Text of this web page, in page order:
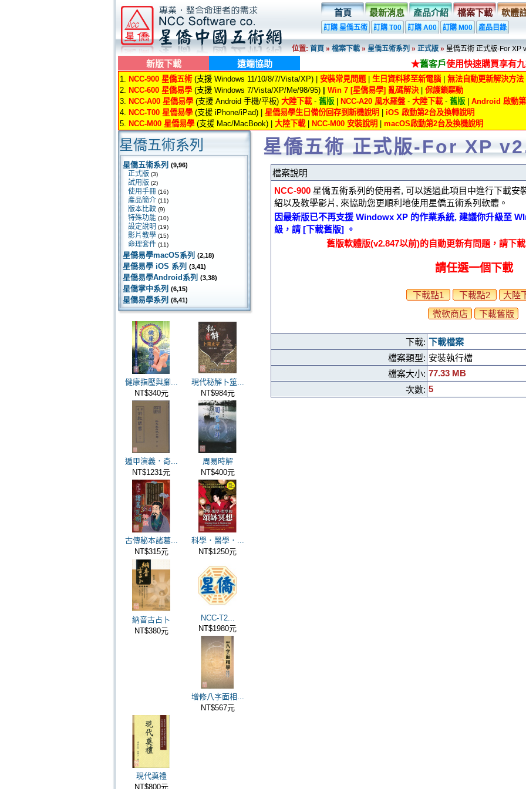
首頁 最新消息 產品介紹 檔案下載 軟體
訂購 星僑五術 訂購 T00 訂購 A00 訂購 M00 產品目錄
位置:首頁»檔案下載»星僑五術系列»正式版»星僑五術 正式版-For XP
新版下載 遠端協助 ★舊客戶使用快速購買享有
1. NCC-900 星僑五術(支援 Windows 11/10/8/7/Vista/XP) | 安裝常見問題| 生日資料移至新電腦| 無法自動更新解決方法
2. NCC-600 星僑易學(支援 Windows 7/Vista/XP/Me/98/95) Win 7 [星僑易學] 亂碼解決| 保護鎖驅動
3. NCC-A00 星僑易學(支援 Android 手機/平板) 大陸下載- 舊版 NCC-A20 風水羅盤- 大陸下載- 舊版
Android 啟動
4. NCC-T00 星僑易學(支援 iPhone/iPad) | 星僑易學生日備份回存到新機說明
iOS 啟動第2台及換轉說明
5. NCC-M00 星僑易學(支援 Mac/MacBook) | 大陸下載| NCC-M00 安裝說明 macOS啟動第2台及換機說明
星僑五術系列
星僑五術系列 (9,96)
正式版 (3)
試用版 (2)
使用手冊 (16)
產品簡介 (11)
版本比較 (9)
特殊功能 (10)
設定說明 (19)
影片教學 (15)
命理套件 (11)
星僑易學macOS系列 (2,18)
星僑易學 iOS 系列 (3,41)
星僑易學Android系列 (3,38)
星僑掌中系列 (6,15)
星僑易學系列 (8,41)
健康指壓與腳...
NT$340元
現代秘解卜筮...
NT$984元
遁甲演義．奇...
NT$1231元
周易時解
NT$400元
古傳秘本諸葛...
NT$315元
科學．醫學．...
NT$1250元
納音古占卜
NT$380元
NCC-T2...
NT$1980元
增修八字面相...
NT$567元
現代奠禮
NT$800元
星僑五術 正式版-For XP
檔案說明
NCC-900星僑五術系列的使用者, 可以透過此項目中進行下載安
紹以及教學影片, 來協助您更順利地使用星僑五術系列軟體。
因最新版已不再支援 Windowx XP 的作業系統, 建議你升級至
級，請 [下載舊版] 。
舊版軟體版(v2.847以前)的自動更新有問題，請下
請任選一個下載
大陸
下載點2
下載點1
下載舊版
微軟商店
下載: 下載檔案
檔案類型: 安裝執行檔
檔案大小: 77.33 MB
次數: 5